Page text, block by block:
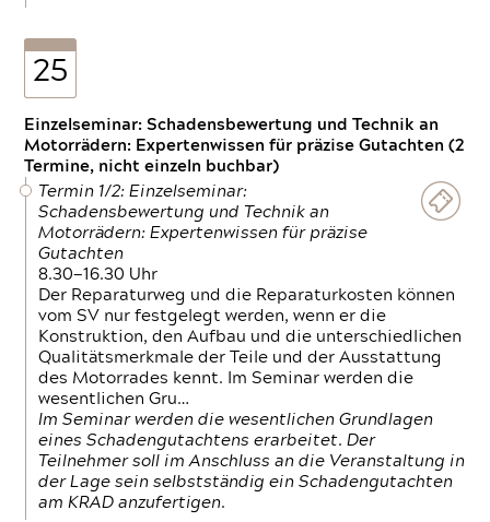
25
Einzelseminar: Schadensbewertung und Technik an
Motorrädern: Expertenwissen für präzise Gutachten (2
Termine, nicht einzeln buchbar)
Termin 1/2: Einzelseminar:
Schadensbewertung und Technik an
Motorrädern: Expertenwissen für präzise
Gutachten
8.30—16.30 Uhr
Der Reparaturweg und die Reparaturkosten können
vom SV nur festgelegt werden, wenn er die
Konstruktion, den Aufbau und die unterschiedlichen
Qualitätsmerkmale der Teile und der Ausstattung
des Motorrades kennt. Im Seminar werden die
wesentlichen Gru…
Im Seminar werden die wesentlichen Grundlagen
eines Schadengutachtens erarbeitet. Der
Teilnehmer soll im Anschluss an die Veranstaltung in
der Lage sein selbstständig ein Schadengutachten
am KRAD anzufertigen.